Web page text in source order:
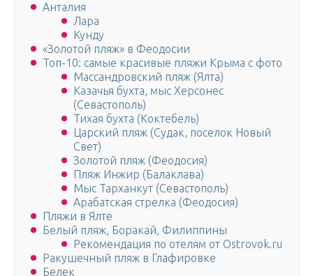
Анталия
Лара
Кунду
«Золотой пляж» в Феодосии
Топ-10: самые красивые пляжи Крыма с фото
Массандровский пляж (Ялта)
Казачья бухта, мыс Херсонес
(Севастополь)
Тихая бухта (Коктебель)
Царский пляж (Судак, поселок Новый
Свет)
Золотой пляж (Феодосия)
Пляж Инжир (Балаклава)
Мыс Тарханкут (Севастополь)
Арабатская стрелка (Феодосия)
Пляжи в Ялте
Белый пляж, Боракай, Филиппины
Рекомендация по отелям от Ostrovok.ru
Ракушечный пляж в Глафировке
Белек